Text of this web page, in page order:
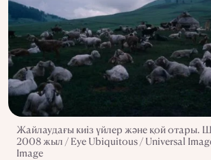
Жайлаудағы киіз үйлер және қой отары.
2008 жыл / Eye Ubiquitous / Universal
Image